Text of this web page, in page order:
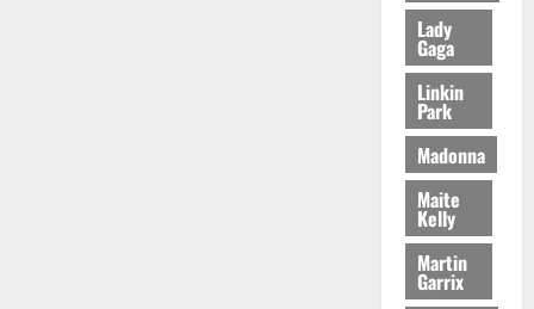
Lady
Gaga
Linkin
Park
Madonna
Maite
Kelly
Martin
Garrix